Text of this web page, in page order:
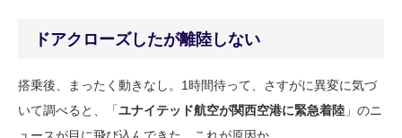
ドアクローズしたが離陸しない
搭乗後、まったく動きなし。1時間待って、さすがに異変に気づ
いて調べると、「ユナイテッド航空が関西空港に緊急着陸 」のニ